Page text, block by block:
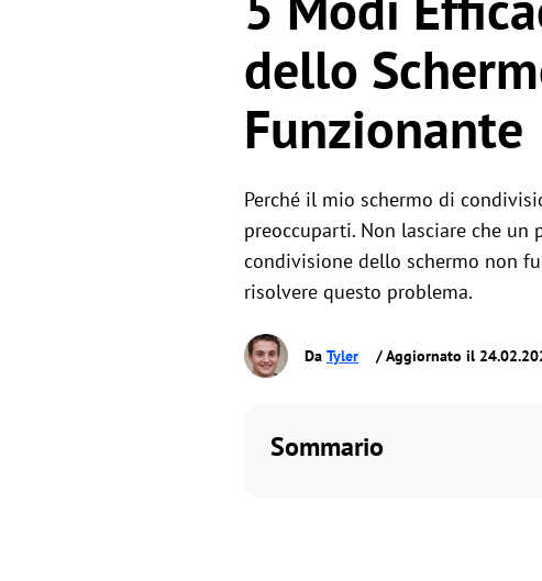
dello
Funzionante
Perché il mio schermo di
preoccuparti. Non lasciare che
condivisione dello schermo non
risolvere questo problema.
Da Tyler / Aggiornato il
Sommario